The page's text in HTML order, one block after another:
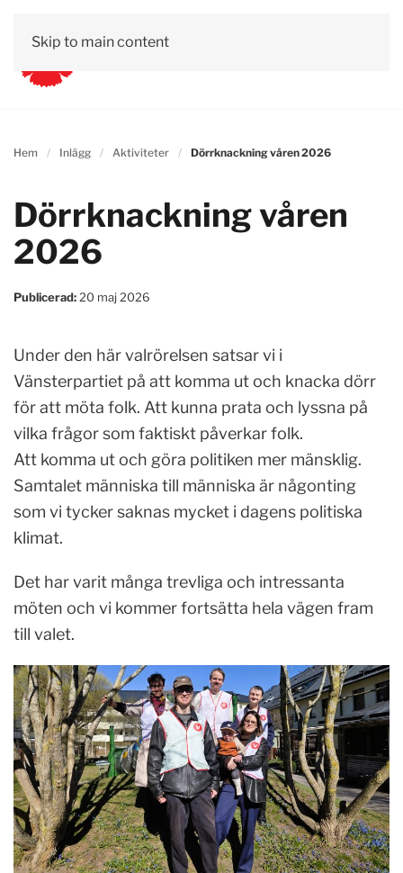
Skip to main content
Hem Inlägg Aktiviteter Dörrknackning våren 2026
Dörrknackning våren
2026
Publicerad: 20 maj 2026
Under den här valrörelsen satsar vi i
Vänsterpartiet på att komma ut och knacka dörr
för att möta folk. Att kunna prata och lyssna på
vilka frågor som faktiskt påverkar folk.
Att komma ut och göra politiken mer mänsklig.
Samtalet människa till människa är någonting
som vi tycker saknas mycket i dagens politiska
klimat.
Det har varit många trevliga och intressanta
möten och vi kommer fortsätta hela vägen fram
till valet.